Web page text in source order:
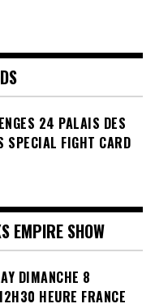
24 PALAIS DES
SPECIAL FIGHT CARD
EMPIRE SHOW
DIMANCHE 8
HEURE FRANCE